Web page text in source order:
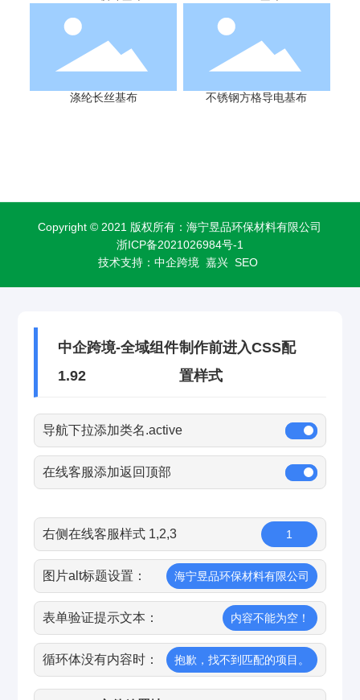
涤纶长丝基布 不锈钢方格导电基布
Copyright © 2021 版权所有：海宁昱品环保材料有限公司
浙ICP备2021026984号-1
技术支持：中企跨境 嘉兴 SEO
中企跨境-全域组件
1.92
制作前进入CSS配
置样式
导航下拉添加类名.active
在线客服添加返回顶部
右侧在线客服样式 1,2,3 1
图片alt标题设置： 海宁昱品环保材料有限公司
表单验证提示文本： 内容不能为空！
循环体没有内容时： 抱歉，找不到匹配的项目。